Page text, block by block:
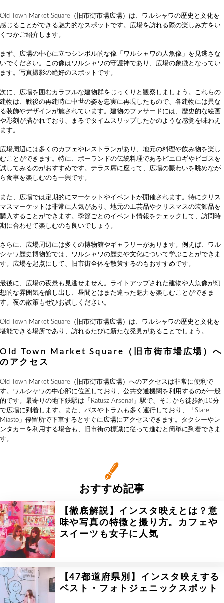
Old Town Market Square（旧市街市場広場）は、ワルシャワの歴史と文化を
感じることができる魅力的なスポットです。広場を訪れる際の楽しみ方をい
くつかご紹介します。
まず、広場の中心に立つシンボル的な像「ワルシャワの人魚像」を見逃さな
いでください。この像はワルシャワの守護神であり、広場の象徴となってい
ます。写真撮影の絶好のスポットです。
次に、広場を囲むカラフルな建物群をじっくりと観察しましょう。これらの
建物は、戦後の再建時に中世の姿を忠実に再現したもので、各建物には異な
る装飾やデザインが施されています。建物のファサードには、歴史的な絵画
や彫刻が描かれており、まるでタイムスリップしたかのような感覚を味わえ
ます。
広場周辺には多くのカフェやレストランがあり、地元の料理や飲み物を楽し
むことができます。特に、ポーランドの伝統料理であるピエロギやビゴスを
試してみるのがおすすめです。テラス席に座って、広場の賑わいを眺めなが
ら食事を楽しむのも一興です。
また、広場では定期的にマーケットやイベントが開催されます。特にクリス
マスマーケットは非常に人気があり、地元の工芸品やクリスマスの装飾品を
購入することができます。季節ごとのイベント情報をチェックして、訪問時
期に合わせて楽しむのも良いでしょう。
さらに、広場周辺には多くの博物館やギャラリーがあります。例えば、ワル
シャワ歴史博物館では、ワルシャワの歴史や文化について学ぶことができま
す。広場を起点にして、旧市街全体を散策するのもおすすめです。
最後に、広場の夜景も見逃せません。ライトアップされた建物や人魚像が幻
想的な雰囲気を醸し出し、昼間とはまた違った魅力を楽しむことができま
す。夜の散策もぜひお試しください。
Old Town Market Square（旧市街市場広場）は、ワルシャワの歴史と文化を
堪能できる場所であり、訪れるたびに新たな発見があることでしょう。
Old Town Market Square（旧市街市場広場）へ
のアクセス
Old Town Market Square（旧市街市場広場）へのアクセスは非常に便利で
す。ワルシャワの中心部に位置しており、公共交通機関を利用するのが一般
的です。最寄りの地下鉄駅は「Ratusz Arsenał」駅で、そこから徒歩約10分
で広場に到着します。また、バスやトラムも多く運行しており、「Stare
Miasto」停留所で下車するとすぐに広場にアクセスできます。タクシーやレ
ンタカーを利用する場合も、旧市街の標識に従って進むと簡単に到着できま
す。
おすすめ記事
【徹底解説】インスタ映えとは？意
味や写真の特徴と撮り方。カフェや
スイーツも女子に人気
【47都道府県別】インスタ映えする
ベスト・フォトジェニックスポット